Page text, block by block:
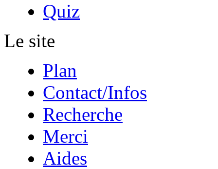
Quiz
Le site
Plan
Contact/Infos
Recherche
Merci
Aides